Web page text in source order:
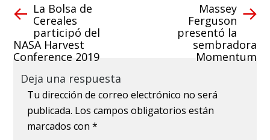
La Bolsa de
Cereales
participó del
NASA Harvest
Conference 2019
Massey
Ferguson
presentó la
sembradora
Momentum
Deja una respuesta
Tu dirección de correo electrónico no será
publicada. Los campos obligatorios están
marcados con*